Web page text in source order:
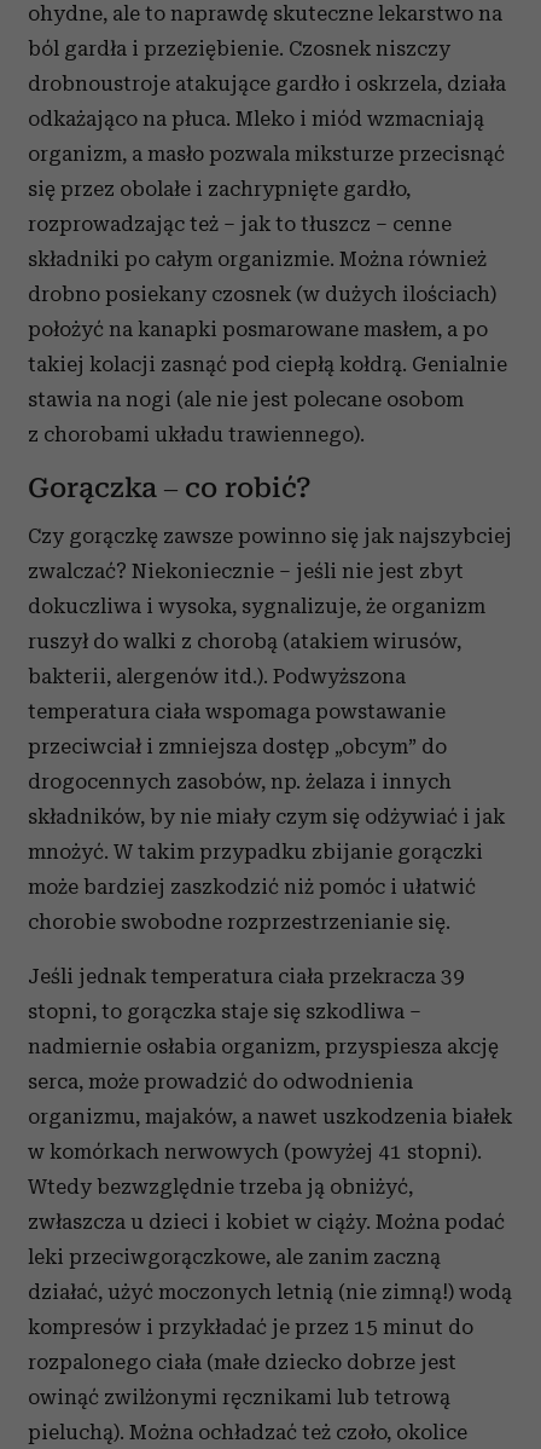
ohydne, ale to naprawdę skuteczne lekarstwo na
ból gardła i przeziębienie. Czosnek niszczy
drobnoustroje atakujące gardło i oskrzela, działa
odkażająco na płuca. Mleko i miód wzmacniają
organizm, a masło pozwala miksturze przecisnąć
się przez obolałe i zachrypnięte gardło,
rozprowadzając też – jak to tłuszcz – cenne
składniki po całym organizmie. Można również
drobno posiekany czosnek (w dużych ilościach)
położyć na kanapki posmarowane masłem, a po
takiej kolacji zasnąć pod ciepłą kołdrą. Genialnie
stawia na nogi (ale nie jest polecane osobom
z chorobami układu trawiennego).
Gorączka – co robić?
Czy gorączkę zawsze powinno się jak najszybciej
zwalczać? Niekoniecznie – jeśli nie jest zbyt
dokuczliwa i wysoka, sygnalizuje, że organizm
ruszył do walki z chorobą (atakiem wirusów,
bakterii, alergenów itd.). Podwyższona
temperatura ciała wspomaga powstawanie
przeciwciał i zmniejsza dostęp „obcym” do
drogocennych zasobów, np. żelaza i innych
składników, by nie miały czym się odżywiać i jak
mnożyć. W takim przypadku zbijanie gorączki
może bardziej zaszkodzić niż pomóc i ułatwić
chorobie swobodne rozprzestrzenianie się.
Jeśli jednak temperatura ciała przekracza 39
stopni, to gorączka staje się szkodliwa –
nadmiernie osłabia organizm, przyspiesza akcję
serca, może prowadzić do odwodnienia
organizmu, majaków, a nawet uszkodzenia białek
w komórkach nerwowych (powyżej 41 stopni).
Wtedy bezwzględnie trzeba ją obniżyć,
zwłaszcza u dzieci i kobiet w ciąży. Można podać
leki przeciwgorączkowe, ale zanim zaczną
działać, użyć moczonych letnią (nie zimną!) wodą
kompresów i przykładać je przez 15 minut do
rozpalonego ciała (małe dziecko dobrze jest
owinąć zwilżonymi ręcznikami lub tetrową
pieluchą). Można ochładzać też czoło, okolice